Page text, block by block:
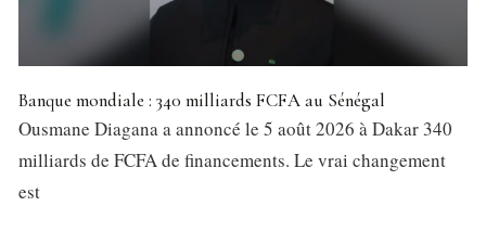
Banque mondiale : 340 milliards FCFA au Sénégal
Ousmane Diagana a annoncé le 5 août 2026 à Dakar 340
milliards de FCFA de financements. Le vrai changement
est